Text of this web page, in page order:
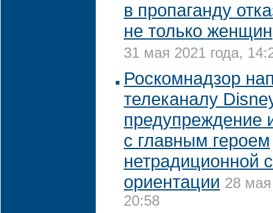
в пропаганду
не только
31 мая 2021 года,
Роскомнадзор
телеканалу
предупреждение
с главным героем
нетрадиционной
ориентации 28 мая
20:58